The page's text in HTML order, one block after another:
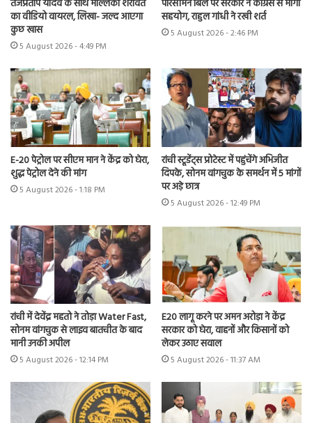
तेजप्रताप यादव के साथ मल्लिका शेरावत
का वीडियो वायरल, लिखा- जल्द आएगा
कुछ खास
5 August 2026 - 4:49 PM
परिसीमन बिल पर सरकार ने कांग्रेस से मांगा
सहयोग, राहुल गांधी ने रखी शर्त
5 August 2026 - 2:46 PM
E-20 पेट्रोल पर सीएम मान ने केंद्र को घेरा,
शुद्ध पेट्रोल देने की मांग
5 August 2026 - 1:18 PM
रांची स्टूडेंट्स प्रोटेस्ट में पहुंचेंगे अभिजीत
दिपके, सोनम वांगचुक के समर्थन में 5 मांगों
पर अड़े छात्र
5 August 2026 - 12:49 PM
रांची में देवेंद्र महतो ने तोड़ा Water Fast,
सोनम वांगचुक से लाइव बातचीत के बाद
मानी उनकी अपील
5 August 2026 - 12:14 PM
E20 लागू करने पर अमन अरोड़ा ने केंद्र
सरकार को घेरा, वाहनों और किसानों को
लेकर उठाए सवाल
5 August 2026 - 11:37 AM